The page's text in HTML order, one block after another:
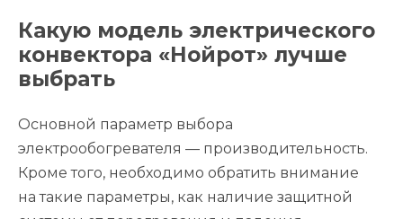
Какую модель электрического
конвектора «Нойрот» лучше
выбрать
Основной параметр выбора
электрообогревателя — производительность.
Кроме того, необходимо обратить внимание
на такие параметры, как наличие защитной